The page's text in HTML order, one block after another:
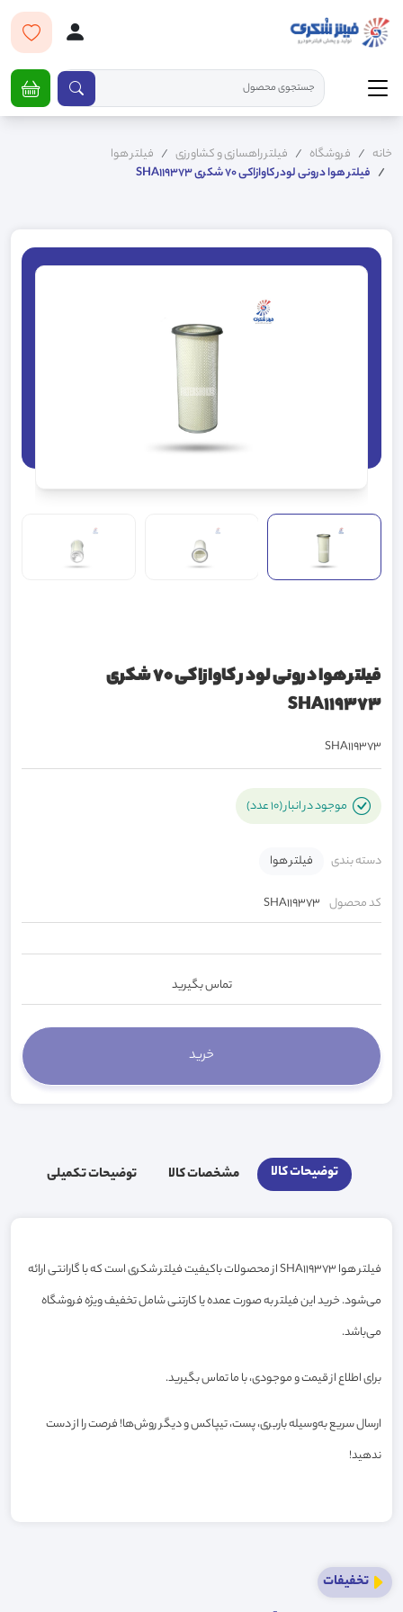
خانه فروشگاه فیلتر راهسازی و کشاورزی
فیلتر هوا
فیلتر هوا درونی لودر کاوازاکی 70 شکری SHA119373
فیلتر هوا درونی لودر کاوازاکی 70 شکری
SHA119373
SHA119373
موجود در انبار (10 عدد)
دسته بندی فیلتر هوا
کد محصول SHA119373
تماس بگیرید
توضیحات کالا مشخصات کالا توضیحات تکمیلی
فیلتر هوا SHA119373 از محصولات باکیفیت فیلتر شکری است که با گارانتی ارائه
می‌شود. خرید این فیلتر به صورت عمده یا کارتنی شامل تخفیف ویژه فروشگاه
می‌باشد.
برای اطلاع از قیمت و موجودی، با ما تماس بگیرید.
ارسال سریع به‌وسیله باربری، پست، تیپاکس و دیگر روش‌ها! فرصت را از دست
ندهید!
تخفیفات